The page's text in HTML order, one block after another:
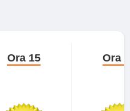
Ora 15 Ora